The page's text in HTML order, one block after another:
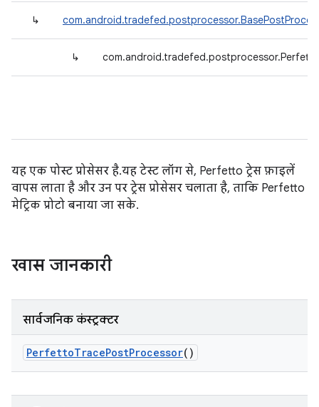
↳
↳
यह एक पोस्ट प्रोसेसर है. यह टेस्ट लॉग से, Perfetto ट्रेस फ़ाइलें
वापस लाता है और उन पर ट्रेस प्रोसेसर चलाता है, ताकि Perfetto
मेट्रिक प्रोटो बनाया जा सके.
खास जानकारी
सार्वजनिक कंस्ट्रक्टर
PerfettoTracePostProcessor()